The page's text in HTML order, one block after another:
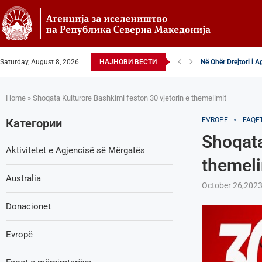
Saturday, August 8, 2026 НАЈНОВИ ВЕСТИ Në Ohër Drejtori i
Home » Shoqata Kulturore Bashkimi feston 30 vjetorin e themelimit
EVROPË
October 26,2023
Категории
Aktivitetet e Agjencisë së Мërgatës
Australia
Donacionet
Evropë